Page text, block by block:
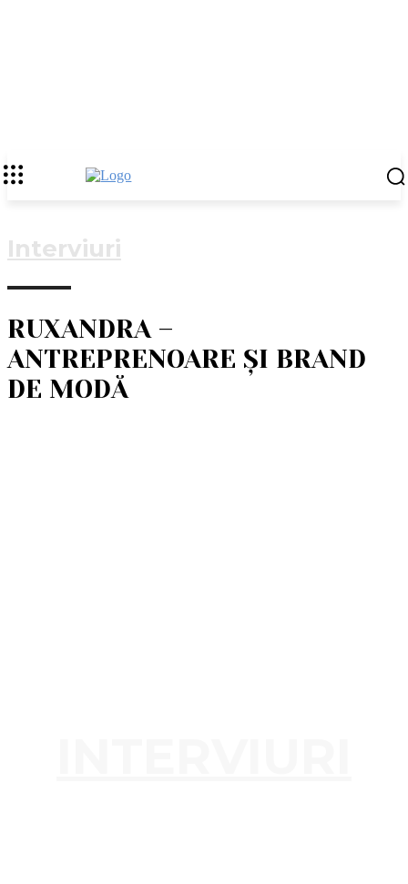
Interviuri
RUXANDRA –
ANTREPRENOARE ȘI BRAND
DE MODĂ